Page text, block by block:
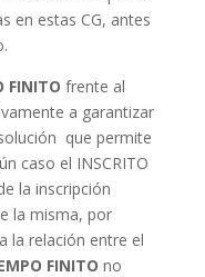
en estas CG, antes
FINITO frente al
a garantizar
que permite
caso el INSCRITO
la inscripción
la misma, por
la relación entre el
FINITO no